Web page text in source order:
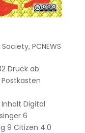
Society, PCNEWS
Druck ab
Postkasten
Digital
6
9 Citizen 4.0